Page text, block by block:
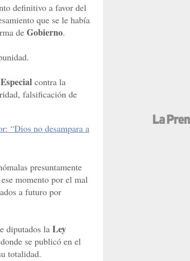
definitivo a favor del
que se le había
de Gobierno.
contra la
falsificación de
“Dios no desampara a
presuntamente
momento por el mal
a futuro por
diputados la Ley
se publicó en el
totalidad.